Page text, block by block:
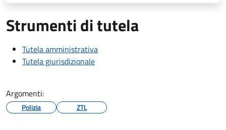
Strumenti di tutela
Tutela amministrativa
Tutela giurisdizionale
Argomenti:
Polizia ZTL